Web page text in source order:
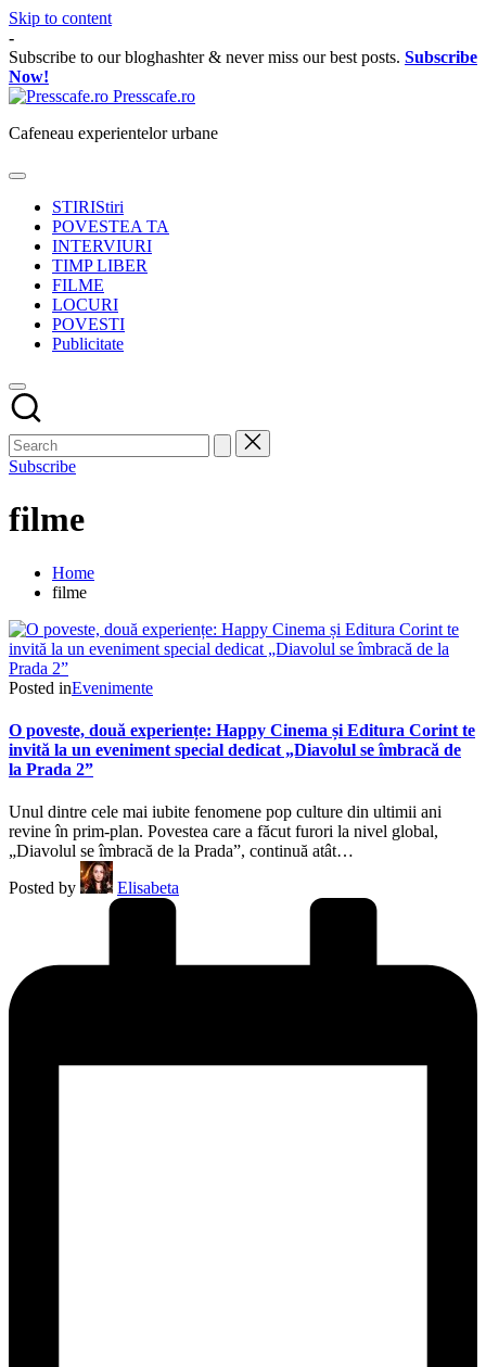
Skip to content
-
Subscribe to our bloghashter & never miss our best posts. Subscribe
Now!
Presscafe.ro
Cafeneau experientelor urbane
STIRIStiri
POVESTEA TA
INTERVIURI
TIMP LIBER
FILME
LOCURI
POVESTI
Publicitate
Subscribe
filme
Home
filme
Posted inEvenimente
O poveste, două experiențe: Happy Cinema și Editura Corint te
invită la un eveniment special dedicat „Diavolul se îmbracă de
la Prada 2”
Unul dintre cele mai iubite fenomene pop culture din ultimii ani
revine în prim-plan. Povestea care a făcut furori la nivel global,
„Diavolul se îmbracă de la Prada”, continuă atât…
Posted by
Elisabeta